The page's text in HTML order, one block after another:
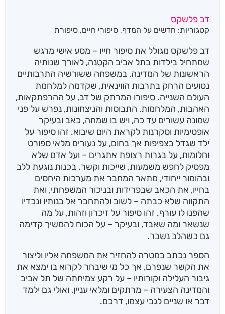
דב פלשקס
קטגוריות: חדשים על המדף, סיפורי חיים, סיפורת
דב פלשקס מגולל את סיפור חייו – מסע אישי מרגש
שמתחיל בילדות בתל אביב הקטנה, לאורך שנותיה
הראשונות של המדינה, במשפחה ששורשיה התרבותיים
נטועים הרחק בתרבות הווינאית, שקדמה למלחמת
העולם השנייה. סיפורו המרתק של דב, על ההרפתקאות,
האהבות, המלחמות, התבוסות והניצחונות, נפרש על פני
שמונה עשורים עד כה, ויש בו שמחה, כאב ובעיקר
אופטימיות וסקרנות לקראת היום שיבוא. זהו סיפור על
ילד שגדל בצפיפות אך בחום, על נעורים מלאי ספורט
וחלומות, על בגרות רצופת אתגרים – ועל אדם שלא
מפסיק לחפש משמעות, שייכות וקשר. בכנות נוגעת ללב
ובהומור ייחודי, מתאר המחבר את מערכות היחסים
בחייו, את הכאב שבפרידות ובניכור המשפחתי, ואת
התקווה שלא כבתה – לשוב ולהתחבר אל בנותיו ונכדיו
שהפנו לו עורף. זהו סיפור על זיכרון וזהות, על מה
שנשאר ומה שאבד, ובעיקר – על הכוח להמשיך קדימה
גם כשהלב נשבר.
הספר נכתב במטרה להחזיר את המשפחה אליו וליצור
את הקשר שנפרם, אך כל מי שיבחר לקרוא בו ימצא את
גיבור העלילה וקורותיו – על רקע צמיחתה של תל אביב
והמדינה הצעירה – מרתקים ומלאי עניין, ואולי גם ילמד
דבר או שניים לגבי עצמו, דרכם.